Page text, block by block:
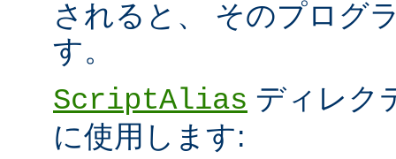
されると、 そのプログ
す。
ScriptAlias ディレク
に使用します: